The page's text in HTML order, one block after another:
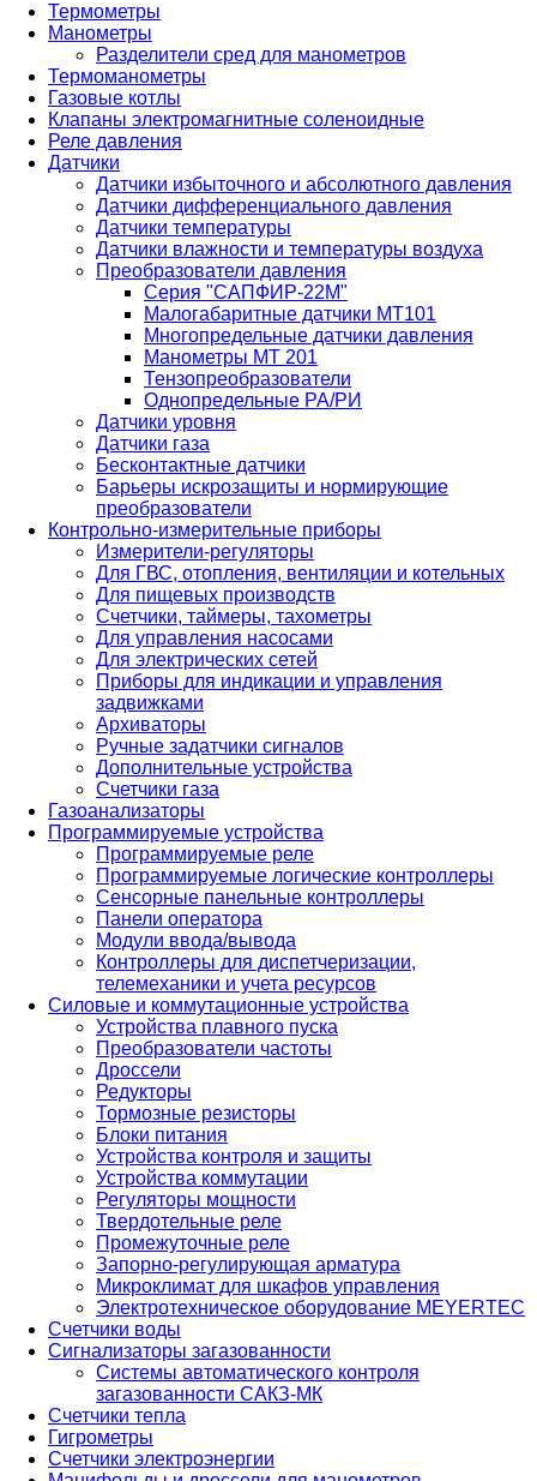
Термометры
Манометры
Разделители сред для манометров
Термоманометры
Газовые котлы
Клапаны электромагнитные соленоидные
Реле давления
Датчики
Датчики избыточного и абсолютного давления
Датчики дифференциального давления
Датчики температуры
Датчики влажности и температуры воздуха
Преобразователи давления
Серия "САПФИР-22М"
Малогабаритные датчики МТ101
Многопредельные датчики давления
Манометры МТ 201
Тензопреобразователи
Однопредельные РА/РИ
Датчики уровня
Датчики газа
Бесконтактные датчики
Барьеры искрозащиты и нормирующие
преобразователи
Контрольно-измерительные приборы
Измерители-регуляторы
Для ГВС, отопления, вентиляции и котельных
Для пищевых производств
Счетчики, таймеры, тахометры
Для управления насосами
Для электрических сетей
Приборы для индикации и управления
задвижками
Архиваторы
Ручные задатчики сигналов
Дополнительные устройства
Счетчики газа
Газоанализаторы
Программируемые устройства
Программируемые реле
Программируемые логические контроллеры
Сенсорные панельные контроллеры
Панели оператора
Модули ввода/вывода
Контроллеры для диспетчеризации,
телемеханики и учета ресурсов
Силовые и коммутационные устройства
Устройства плавного пуска
Преобразователи частоты
Дроссели
Редукторы
Тормозные резисторы
Блоки питания
Устройства контроля и защиты
Устройства коммутации
Регуляторы мощности
Твердотельные реле
Промежуточные реле
Запорно-регулирующая арматура
Микроклимат для шкафов управления
Электротехническое оборудование MEYERTEC
Счетчики воды
Сигнализаторы загазованности
Системы автоматического контроля
загазованности САКЗ-МК
Счетчики тепла
Гигрометры
Счетчики электроэнергии